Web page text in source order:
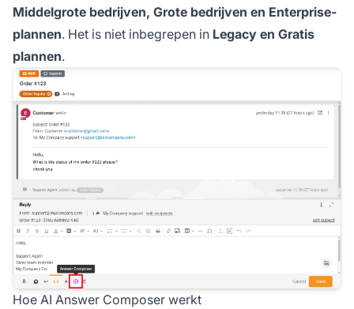
Middelgrote bedrijven, Grote bedrijven en Enterprise-
plannen. Het is niet inbegrepen in Legacy en Gratis
plannen.
Hoe AI Answer Composer werkt